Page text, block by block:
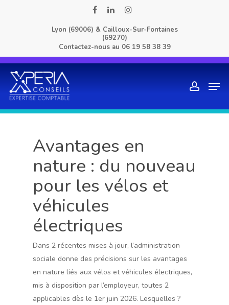
facebooklinkedininstagram
Lyon (69006) & Cailloux-Sur-Fontaines
(69270)
Contactez-nous au 06 19 58 38 39
Avantages en
nature : du nouveau
pour les vélos et
véhicules
électriques
Dans 2 récentes mises à jour, l’administration
sociale donne des précisions sur les avantages
en nature liés aux vélos et véhicules électriques,
mis à disposition par l’employeur, toutes 2
applicables dès le 1er juin 2026. Lesquelles ?